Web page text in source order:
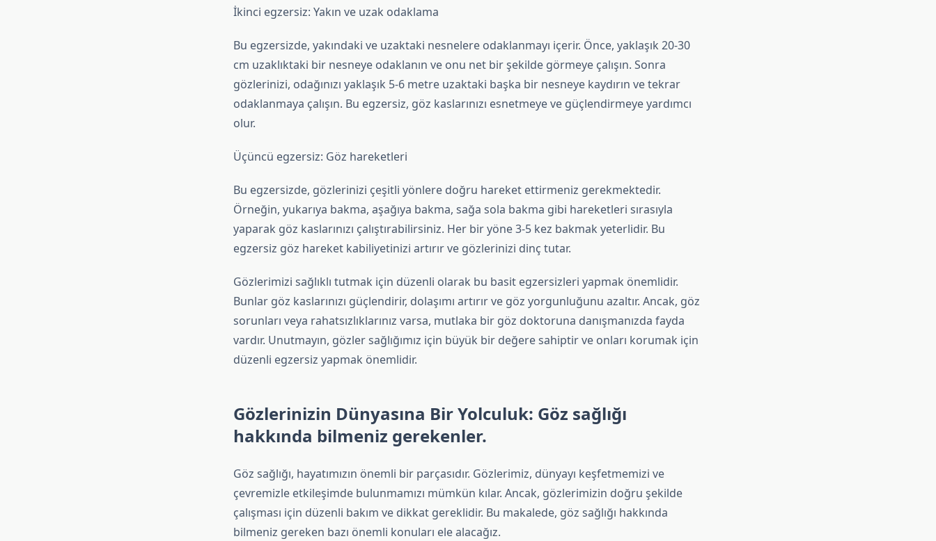
İkinci egzersiz: Yakın ve uzak odaklama
Bu egzersizde, yakındaki ve uzaktaki nesnelere odaklanmayı içerir. Önce, yaklaşık 20-30
cm uzaklıktaki bir nesneye odaklanın ve onu net bir şekilde görmeye çalışın. Sonra
gözlerinizi, odağınızı yaklaşık 5-6 metre uzaktaki başka bir nesneye kaydırın ve tekrar
odaklanmaya çalışın. Bu egzersiz, göz kaslarınızı esnetmeye ve güçlendirmeye yardımcı
olur.
Üçüncü egzersiz: Göz hareketleri
Bu egzersizde, gözlerinizi çeşitli yönlere doğru hareket ettirmeniz gerekmektedir.
Örneğin, yukarıya bakma, aşağıya bakma, sağa sola bakma gibi hareketleri sırasıyla
yaparak göz kaslarınızı çalıştırabilirsiniz. Her bir yöne 3-5 kez bakmak yeterlidir. Bu
egzersiz göz hareket kabiliyetinizi artırır ve gözlerinizi dinç tutar.
Gözlerimizi sağlıklı tutmak için düzenli olarak bu basit egzersizleri yapmak önemlidir.
Bunlar göz kaslarınızı güçlendirir, dolaşımı artırır ve göz yorgunluğunu azaltır. Ancak, göz
sorunları veya rahatsızlıklarınız varsa, mutlaka bir göz doktoruna danışmanızda fayda
vardır. Unutmayın, gözler sağlığımız için büyük bir değere sahiptir ve onları korumak için
düzenli egzersiz yapmak önemlidir.
Gözlerinizin Dünyasına Bir Yolculuk: Göz sağlığı
hakkında bilmeniz gerekenler.
Göz sağlığı, hayatımızın önemli bir parçasıdır. Gözlerimiz, dünyayı keşfetmemizi ve
çevremizle etkileşimde bulunmamızı mümkün kılar. Ancak, gözlerimizin doğru şekilde
çalışması için düzenli bakım ve dikkat gereklidir. Bu makalede, göz sağlığı hakkında
bilmeniz gereken bazı önemli konuları ele alacağız.